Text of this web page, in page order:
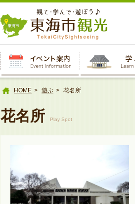
文
へ
HOME 遊ぶ 花名所
花名所 Play Spot